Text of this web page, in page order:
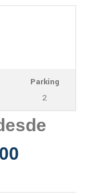
Parking
2